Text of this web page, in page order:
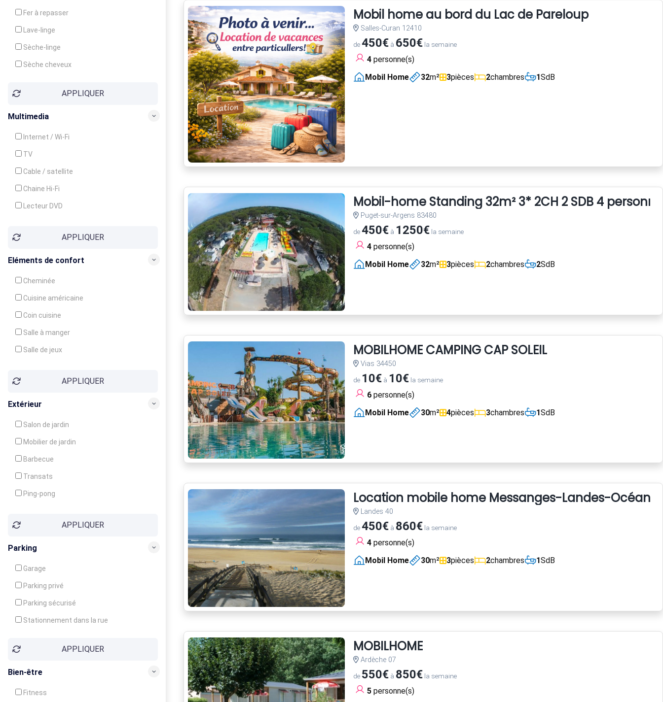
Fer à repasser
Lave-linge
Sèche-linge
Sèche cheveux
APPLIQUER
Multimedia
Internet / Wi-Fi
TV
Cable / satellite
Chaine Hi-Fi
Lecteur DVD
APPLIQUER
Eléments de confort
Cheminée
Cuisine américaine
Coin cuisine
Salle à manger
Salle de jeux
Balcon / Terrasse
APPLIQUER
Extérieur
Salon de jardin
Mobilier de jardin
Barbecue
Transats
Ping-pong
Jeux d'enfantsAPPLIQUER
Parking
Garage
Parking privé
Parking sécurisé
Stationnement dans la rue
APPLIQUER
Bien-être
Fitness
Mobil home au bord du Lac de Pareloup
Salles-Curan 12410
de450€à 650€la semaine
4personne(s)
Mobil Home
32m² 3pièces 2chambres 1SdB
Mobil-home Standing 32m² 3* 2CH 2 SDB 4 personne
Puget-sur-Argens 83480
de450€à 1250€la semaine
4personne(s)
Mobil Home
32m² 3pièces 2chambres 2SdB
MOBILHOME CAMPING CAP SOLEIL
Vias 34450
de 10€à 10€la semaine
6personne(s)
Mobil Home
30m² 4pièces 3chambres 1SdB
Location mobile home Messanges-Landes-Océan
Landes 40
de450€à 860€la semaine
4personne(s)
Mobil Home
30m² 3pièces 2chambres 1SdB
MOBILHOME
Ardèche 07
de 550€à 850€la semaine
5personne(s)